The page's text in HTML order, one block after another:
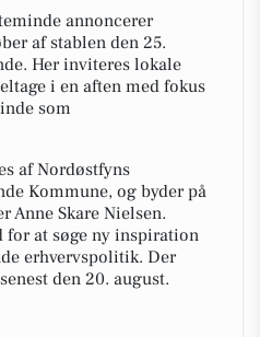
annoncerer
af stablen den 25.
Her inviteres lokale
i en aften med fokus
som
af Nordøstfyns
Kommune, og byder på
Skare Nielsen.
for at søge ny inspiration
erhvervspolitik. Der
den 20. august.